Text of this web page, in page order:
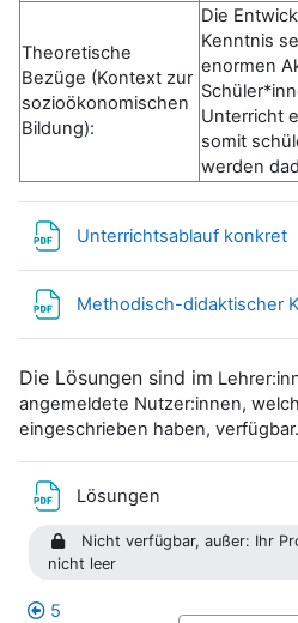
Theoretische
Bezüge (Kontext zur
sozioökonomischen
Bildung):
Die
Kenntnis
enormen
Unterricht
somit
werden
Unterrichtsablauf konkret
Methodisch-didaktischer
Die Lösungen sind im
angemeldete Nutzer:innen,
eingeschrieben haben, verfügbar.
Lösungen
Nicht verfügbar, außer: Ihr
nicht leer
5